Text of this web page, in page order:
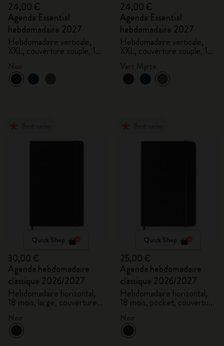
24,00 €
Agenda Essential
hebdomadaire 2027
Hebdomadaire verticale,
XXL, couverture souple, 15
mois
24,00 €
Agenda Essential
hebdomadaire 2027
Hebdomadaire verticale,
XXL, couverture souple, 15
mois
Quick Shop
30,00 €
Agenda hebdomadaire
classique 2026/2027
Hebdomadaire horizontal,
18 mois, large, couverture
Quick Shop
25,00 €
Agenda hebdomadaire
classique 2026/2027
Hebdomadaire horizontal,
18 mois, pocket, couverture